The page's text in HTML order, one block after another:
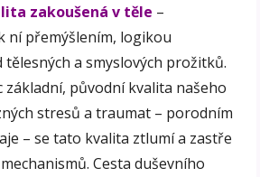
zakoušená v těle –
ní přemýšlením, logikou
tělesných a smyslových prožitků.
základní, původní kvalita našeho
stresů a traumat – porodním
– se tato kvalita ztlumí a zastře
Cesta duševního